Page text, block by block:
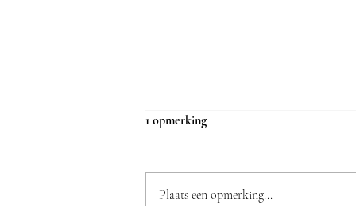
1 opmerking
Plaats een opmerking...